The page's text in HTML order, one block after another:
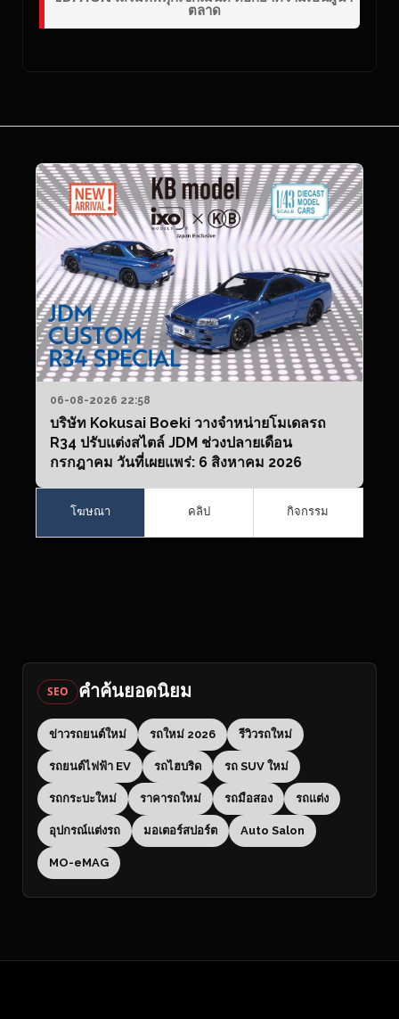
ตลาด
06-08-2026 22:58
บริษัท Kokusai Boeki วางจำหน่ายโมเดลรถ
R34 ปรับแต่งสไตล์ JDM ช่วงปลายเดือน
กรกฎาคม วันที่เผยแพร่: 6 สิงหาคม 2026
โฆษณา คลิป กิจกรรม
SEO คำค้นยอดนิยม
ข่าวรถยนต์ใหม่ รถใหม่ 2026 รีวิวรถใหม่
รถยนต์ไฟฟ้า EV รถไฮบริด รถ SUV ใหม่
รถกระบะใหม่ ราคารถใหม่ รถมือสอง รถแต่ง
อุปกรณ์แต่งรถ มอเตอร์สปอร์ต Auto Salon
MO-eMAG